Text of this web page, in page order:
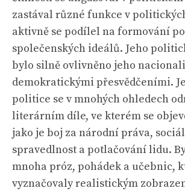
zastával různé funkce v
aktivně se podílel na formování
společenských ideálů. Jeho
bylo silně ovlivněno jeho
demokratickými přesvědčeními.
politice se v mnohých ohledech
literárním díle, ve kterém se
jako je boj za národní práva,
spravedlnost a potlačování lidu.
mnoha próz, pohádek a učebnic,
vyznačovaly realistickým